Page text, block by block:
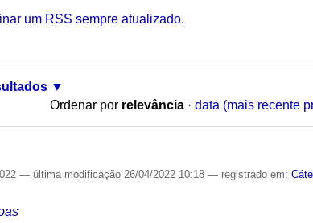
um RSS sempre atualizado.
Ordenar por relevância · data (mais recente
— última modificação 26/04/2022 10:18— registrado em: